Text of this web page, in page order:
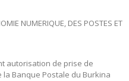
NUMERIQUE, DES POSTES ET
autorisation de prise de
Banque Postale du Burkina